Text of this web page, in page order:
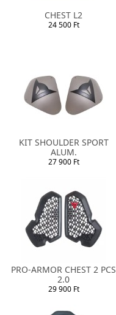
CHEST L2
24 500 Ft
KIT SHOULDER SPORT
ALUM.
27 900 Ft
PRO-ARMOR CHEST 2 PCS
2.0
29 900 Ft